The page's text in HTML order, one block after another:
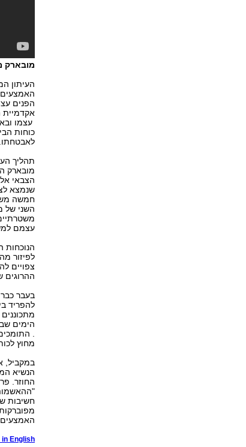
מובארק
העיתון
האמצעים
הפנים
לאבטחתו.
מובארק
הצבאי
שנמצא
השני של
עצמם
הנוכחות
לפיזור
צפויים
ההרוגים של
בעבר כבר
להפריד
הימים
.
מחוץ
במקביל,
הנשיא
החוזר.
חשיבות
in English